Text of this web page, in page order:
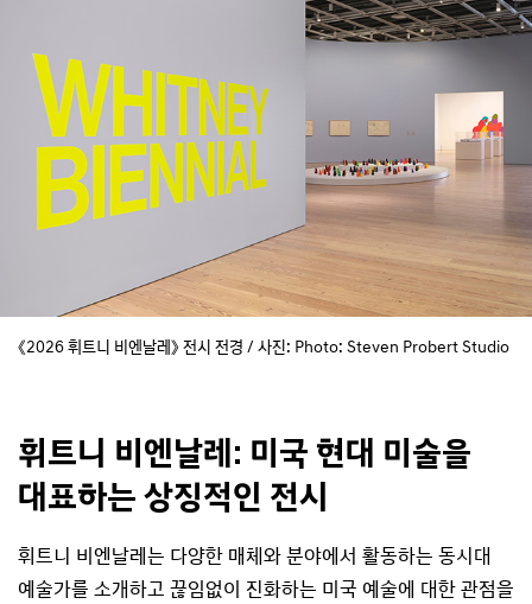
《2026 휘트니 비엔날레》 전시 전경 / 사진: Photo: Steven Probert Studio
휘트니 비엔날레: 미국 현대 미술을
대표하는 상징적인 전시
휘트니 비엔날레는 다양한 매체와 분야에서 활동하는 동시대
예술가를 소개하고 끊임없이 진화하는 미국 예술에 대한 관점을